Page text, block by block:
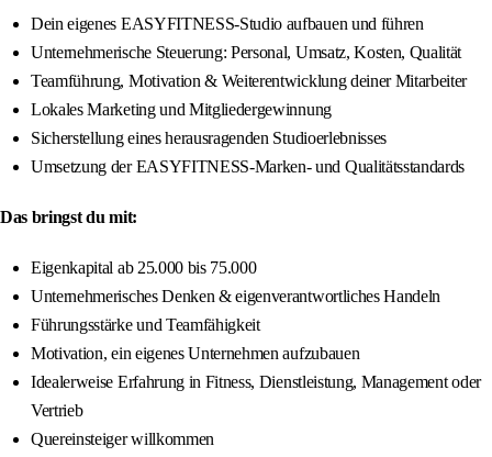
Dein eigenes EASYFITNESS-Studio aufbauen und führen
Unternehmerische Steuerung: Personal, Umsatz, Kosten, Qualität
Teamführung, Motivation & Weiterentwicklung deiner Mitarbeiter
Lokales Marketing und Mitgliedergewinnung
Sicherstellung eines herausragenden Studioerlebnisses
Umsetzung der EASYFITNESS-Marken- und Qualitätsstandards
Das bringst du mit:
Eigenkapital ab 25.000 bis 75.000
Unternehmerisches Denken & eigenverantwortliches Handeln
Führungsstärke und Teamfähigkeit
Motivation, ein eigenes Unternehmen aufzubauen
Idealerweise Erfahrung in Fitness, Dienstleistung, Management oder
Vertrieb
Quereinsteiger willkommen